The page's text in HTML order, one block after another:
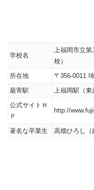
学校名
上福岡市立
校）
所在地
〒356-0011
最寄駅
上福岡駅（東
公式サイトＨ
Ｐ
http://
著名な卒業生 高畑ひろし（